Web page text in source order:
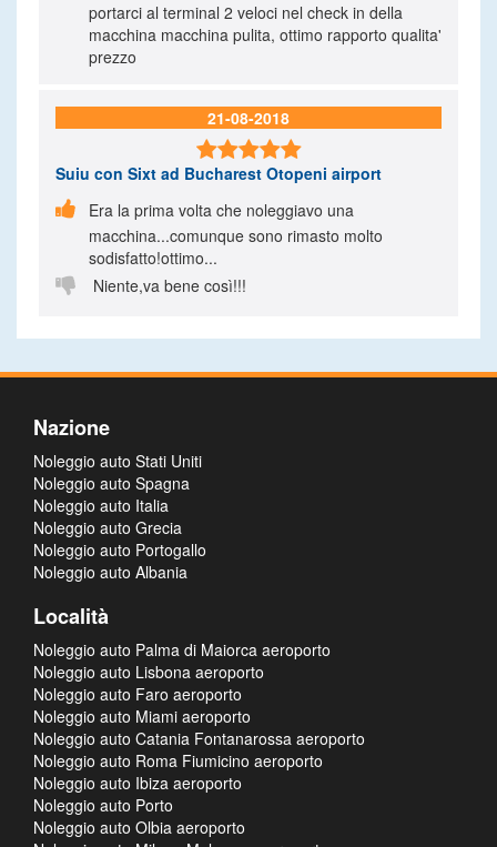
portarci al terminal 2 veloci nel check in della
macchina macchina pulita, ottimo rapporto qualita'
prezzo
21-08-2018

Suiu con Sixt ad Bucharest Otopeni airport

Era la prima volta che noleggiavo una
macchina...comunque sono rimasto molto
sodisfatto!ottimo...

Niente,va bene così!!!
Nazione
Noleggio auto Stati Uniti
Noleggio auto Spagna
Noleggio auto Italia
Noleggio auto Grecia
Noleggio auto Portogallo
Noleggio auto Albania
Località
Noleggio auto Palma di Maiorca aeroporto
Noleggio auto Lisbona aeroporto
Noleggio auto Faro aeroporto
Noleggio auto Miami aeroporto
Noleggio auto Catania Fontanarossa aeroporto
Noleggio auto Roma Fiumicino aeroporto
Noleggio auto Ibiza aeroporto
Noleggio auto Porto
Noleggio auto Olbia aeroporto